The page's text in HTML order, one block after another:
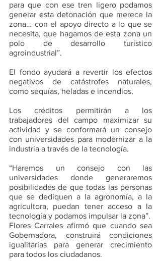
para que con ese tren ligero podamos
generar esta detonación que merece la
zona… con el apoyo directo a lo que se
necesita, que hagamos de esta zona un
polo de desarrollo turístico
agroindustrial”.
El fondo ayudará a revertir los efectos
negativos de catástrofes naturales,
como sequías, heladas e incendios.
Los créditos permitirán a los
trabajadores del campo maximizar su
actividad y se conformará un consejo
con universidades para modernizar a la
industria a través de la tecnología.
“Haremos un consejo con las
universidades donde generaremos
posibilidades de que todas las personas
que se dediquen a la agronomía, a la
agricultora, puedan tener acceso a la
tecnología y podamos impulsar la zona”.
Flores Carrales afirmó que cuando sea
Gobernadora, construirá condiciones
igualitarias para generar crecimiento
para todos los ciudadanos.